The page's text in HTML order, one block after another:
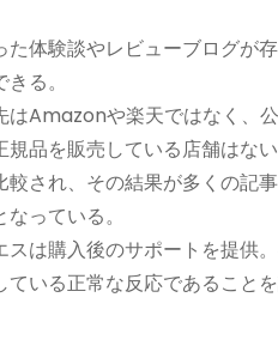
体験談やレビューブログが存
る。
Amazonや楽天ではなく、
品を販売している店舗はない
され、その結果が多くの記
っている。
は購入後のサポートを提供
いる正常な反応であること